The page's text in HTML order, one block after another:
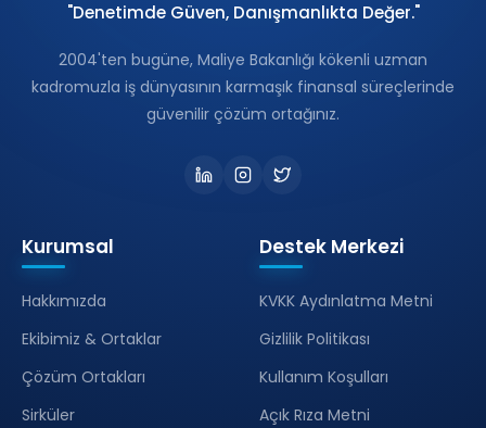
"Denetimde Güven, Danışmanlıkta Değer."
2004'ten bugüne, Maliye Bakanlığı kökenli uzman
kadromuzla iş dünyasının karmaşık finansal süreçlerinde
güvenilir çözüm ortağınız.
Kurumsal
Hakkımızda
Ekibimiz & Ortaklar
Çözüm Ortakları
Sirküler
Destek Merkezi
KVKK Aydınlatma Metni
Gizlilik Politikası
Kullanım Koşulları
Açık Rıza Metni